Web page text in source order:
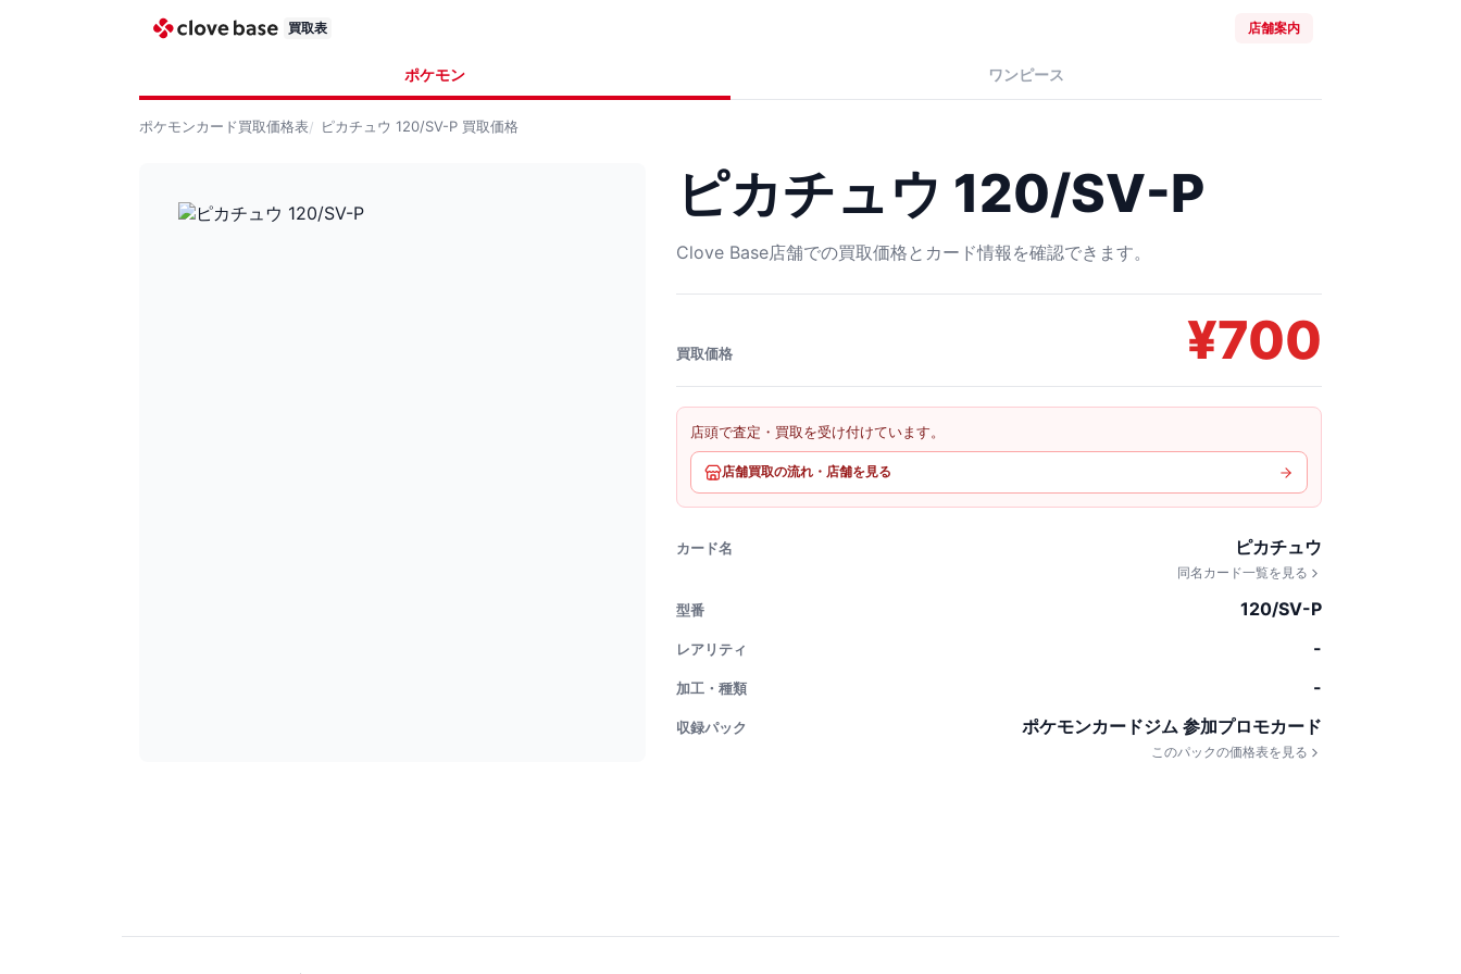
買取表 店舗案内
ポケモン ワンピース
ポケモンカード買取価格表 ピカチュウ 120/SV-P 買取価格
ピカチュウ 120/SV-P
Clove Base店舗での買取価格とカード情報を確認できます。
買取価格 ¥700
店頭で査定・買取を受け付けています。
店舗買取の流れ・店舗を見る
カード名 ピカチュウ
同名カード一覧を見る
型番 120/SV-P
レアリティ -
加工・種類 -
収録パック ポケモンカードジム 参加プロモカード
このパックの価格表を見る